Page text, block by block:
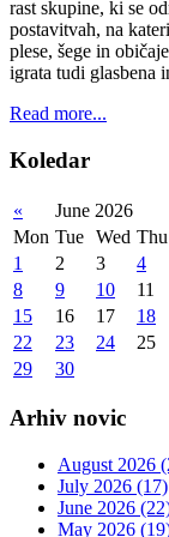
rast skupine, ki se
postavitvah, na
plese, šege in
igrata tudi glasbena
Read more...
Koledar
« June 2026
Mon Tue Wed Thu
1
2 3 4
8
9 10 11
15
16 17 18
22
23 24 25
29
30
Arhiv novic
August 2026
July 2026 (17)
June 2026
May 2026